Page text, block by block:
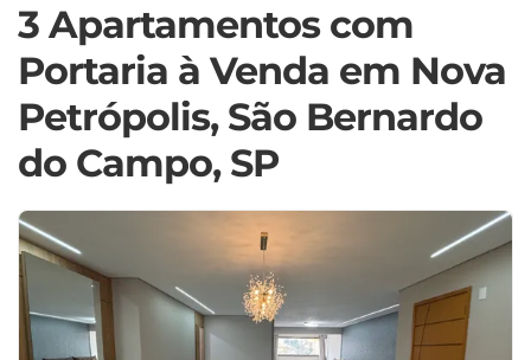
3 Apartamentos com
Portaria à Venda em Nova
Petrópolis, São Bernardo
do Campo, SP